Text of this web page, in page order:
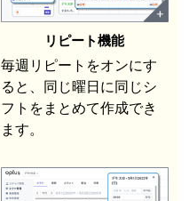
リピート機能
毎週リピートをオンにす
ると、同じ曜日に同じシ
フトをまとめて作成でき
ます。